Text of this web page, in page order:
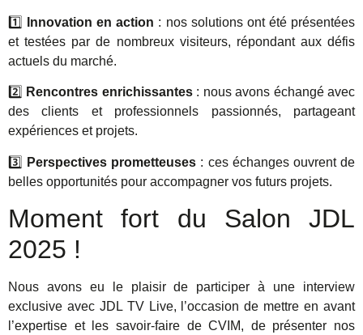
1️⃣ Innovation en action : nos solutions ont été présentées
et testées par de nombreux visiteurs, répondant aux défis
actuels du marché.
2️⃣ Rencontres enrichissantes: nous avons échangé avec
des clients et professionnels passionnés, partageant
expériences et projets.
3️⃣ Perspectives prometteuses : ces échanges ouvrent de
belles opportunités pour accompagner vos futurs projets.
Moment fort du Salon JDL
2025 !
Nous avons eu le plaisir de participer à une interview
exclusive avec JDL TV Live, l’occasion de mettre en avant
l’expertise et les savoir-faire de CVIM, de présenter nos